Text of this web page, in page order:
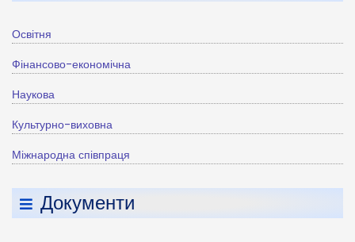
Освітня
Фінансово-економічна
Наукова
Культурно-виховна
Міжнародна співпраця
Документи